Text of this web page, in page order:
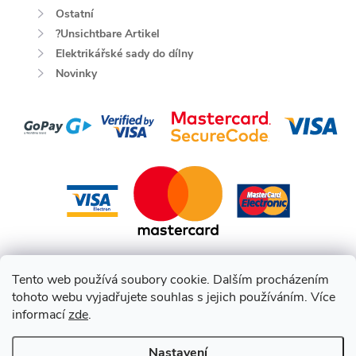
Tento web používá soubory cookie. Dalším procházením
tohoto webu vyjadřujete souhlas s jejich používáním. Více
informacízde.
Ostatní
?Unsichtbare Artikel
Elektrikářské sady do dílny
Novinky